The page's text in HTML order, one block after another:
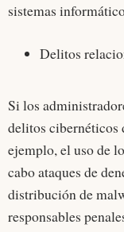
sistemas
Delitos
Si los
delitos cibernéticos
ejemplo, el uso de
cabo ataques de
distribución de
responsables